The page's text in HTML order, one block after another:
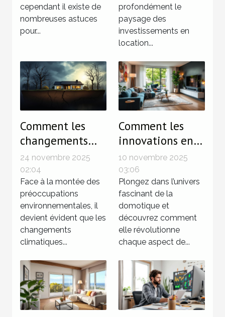
cependant il existe de
nombreuses astuces
pour...
profondément le
paysage des
investissements en
location...
Comment les
changements
climatiques
influencent le
marché
immobilier ?
24 novembre 2025
02:04
Face à la montée des
préoccupations
environnementales, il
devient évident que les
changements
climatiques...
Comment les
innovations en
domotique
transforment-
elles l'habitat
moderne ?
10 novembre 2025
03:06
Plongez dans l’univers
fascinant de la
domotique et
découvrez comment
elle révolutionne
chaque aspect de...